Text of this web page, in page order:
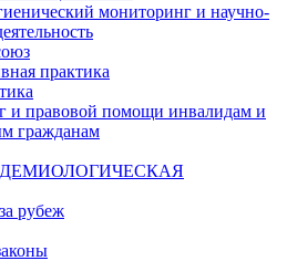
мониторинг и научно-
практика
и правовой помощи инвалидам и
гражданам
рубеж